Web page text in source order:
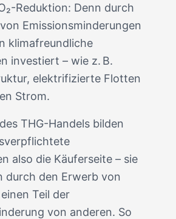
Reduktion: Denn durch
Emissionsminderungen
klimafreundliche
investiert – wie z. B.
elektrifizierte Flotten
Strom.
THG-Handels bilden
also die Käuferseite – sie
durch den Erwerb von
Teil der
von anderen. So